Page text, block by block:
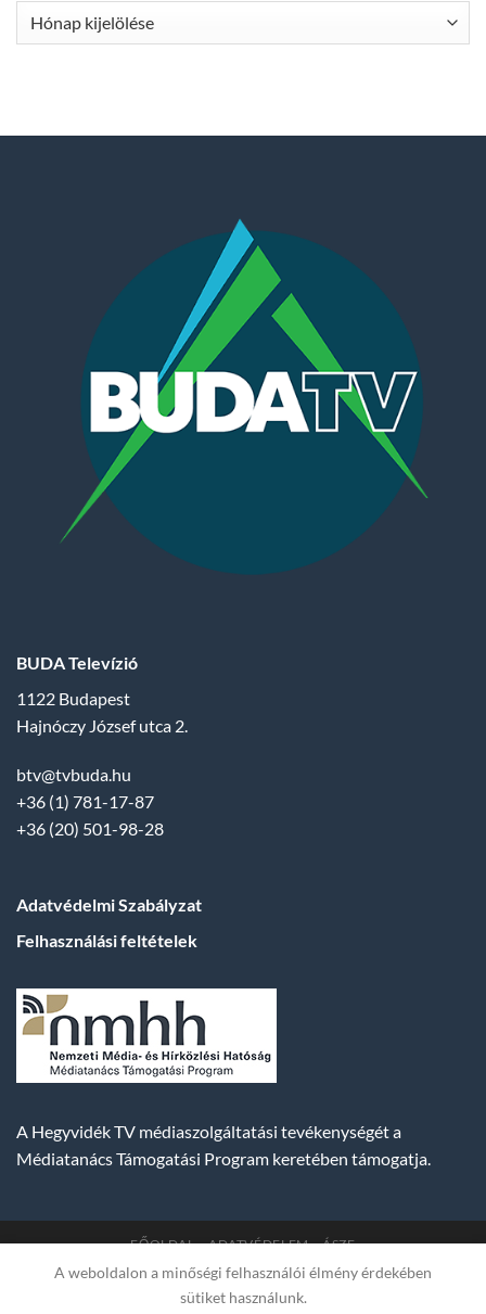
Archívum
BUDA Televízió
1122 Budapest
Hajnóczy József utca 2.
btv@tvbuda.hu
+36 (1) 781-17-87
+36 (20) 501-98-28
Adatvédelmi Szabályzat
Felhasználási feltételek
A Hegyvidék TV médiaszolgáltatási tevékenységét a
Médiatanács Támogatási Program keretében támogatja.
FŐOLDAL ADATVÉDELEM ÁSZF
Copyright 2007-2026 © BUDA TV | Hegyvidék Média
Műsorszolgáltató Kft. | Budapest, Hungary, XII. Hajnóczy József
A weboldalon a minőségi felhasználói élmény érdekében
sütiket használunk.